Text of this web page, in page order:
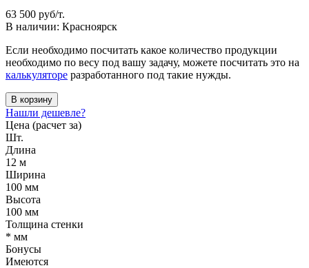
63 500 руб/т.
В наличии: Красноярск
Если необходимо посчитать какое количество продукции
необходимо по весу под вашу задачу, можете посчитать это на
калькуляторе разработанного под такие нужды.
В корзину
Нашли дешевле?
Цена (расчет за)
Шт.
Длина
12 м
Ширина
100 мм
Высота
100 мм
Толщина стенки
* мм
Бонусы
Имеются